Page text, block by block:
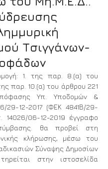
Τσιγγάνων-
1. της παρ. 8.(α) του
παρ. 10.(α) του άρθρου 221
Υπ. Υποδομών &
12-2017 (ΦΕΚ 4841Β/29-
14026/06-12-2019 έγγραφο
θα προβεί στη
κλήρωσης, μέσω του
Σύναψης Δημοσίων
στην ιστοσελίδα